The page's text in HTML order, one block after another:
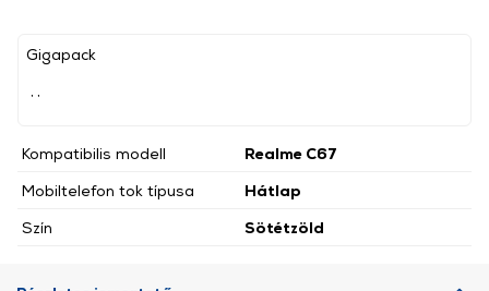
Gigapack
Kompatibilis modell
Realme C67
Mobiltelefon tok típusa
Hátlap
Szín
Sötétzöld